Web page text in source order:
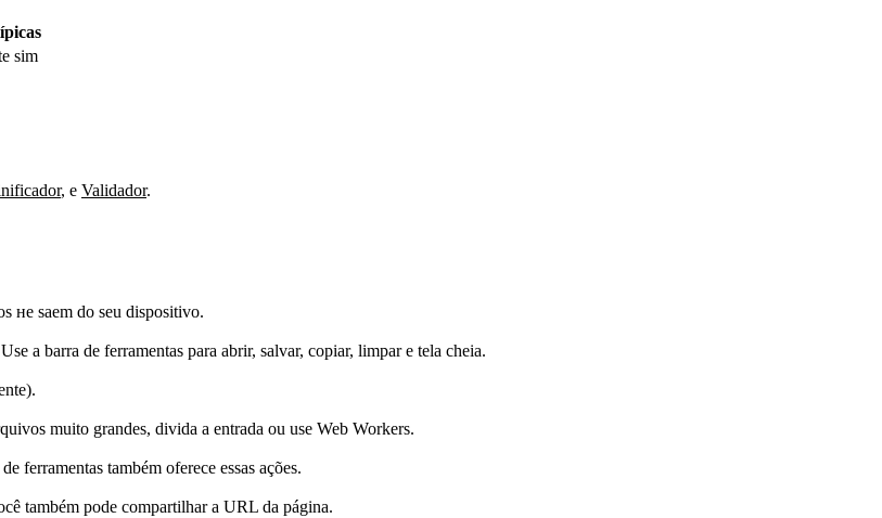
sim
, e Validador.
не saem do seu dispositivo.
a barra de ferramentas para abrir, salvar, copiar, limpar e tela cheia.
muito grandes, divida a entrada ou use Web Workers.
ferramentas também oferece essas ações.
também pode compartilhar a URL da página.